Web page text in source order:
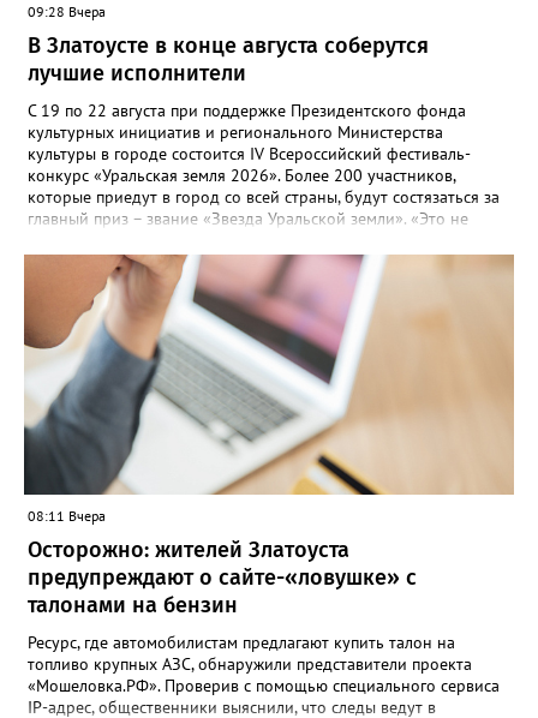
09:28 Вчера
В Златоусте в конце августа соберутся
лучшие исполнители
С 19 по 22 августа при поддержке Президентского фонда
культурных инициатив и регионального Министерства
культуры в городе состоится IV Всероссийский фестиваль-
конкурс «Уральская земля 2026». Более 200 участников,
которые приедут в город со всей страны, будут состязаться за
главный приз – звание «Звезда Уральской земли». «Это не
прослушивания участников, мастер-классы от ведущих
наставников, выступления победителей прошлых лет и
приглашённых артистов», - сообщает оргкомитет. Вход на все
фестивальные мероприятия будет свободным. В 2025 году в
фестивале участвовали 26 финалистов из городов
Челябинской, Свердловской, Курганской, Оренбургской
областей, Ханты-Мансийского автономного округа и
Республики Башкортостан. Приглашённой звездой стал
идейный вдохновитель, организатор фестиваля, эстрадный
певец, победитель главного патриотического конкурса страны
«Солдатский конверт», лауреат премии в области культуры и
искусства «Золотая лира», участник телевизионных проектов
на Первом канале, обладатель звания «Голос страны» Алексей
Ковин.
08:11 Вчера
Осторожно: жителей Златоуста
предупреждают о сайте-«ловушке» с
талонами на бензин
Ресурс, где автомобилистам предлагают купить талон на
топливо крупных АЗС, обнаружили представители проекта
«Мошеловка.РФ». Проверив с помощью специального сервиса
IP-адрес, общественники выяснили, что следы ведут в